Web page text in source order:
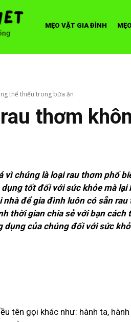
MẸO VẶT GIA ĐÌNH
thể thiếu trong bữa ăn
thơm
vì chúng là loại rau thơm phổ
tốt đối với sức khỏe mà lại
để gia đình luôn có sẵn
thời gian chia sẻ với bạn
của chúng đối với sức
tên gọi khác như: hành ta, hành